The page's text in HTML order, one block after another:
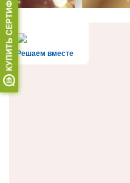
Решаем вместе